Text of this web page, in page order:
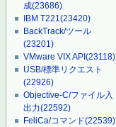
成(23686)
IBM T221(23420)
BackTrack/ツール
(23201)
VMware VIX API(23118)
USB/標準リクエスト
(22926)
Objective-C/ファイル入
出力(22592)
FeliCa/コマンド(22539)